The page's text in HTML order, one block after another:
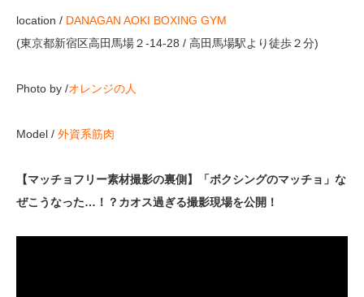
location / DANAGAN AOKI BOXING GYM
(東京都新宿区高田馬場２-14-28 / 高田馬場駅より徒歩２分)
Photo by /オレンジの人
Model / 外資系筋肉
【マッチョフリー素材撮影の裏側】「ボクシングのマッチョ」な
ぜこうなった…！？カオス過ぎる撮影現場を公開！